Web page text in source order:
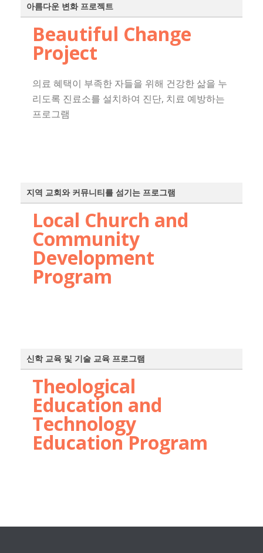
아름다운 변화 프로젝트
Beautiful Change
Project
의료 혜택이 부족한 자들을 위해 건강한 삶을 누
리도록 진료소를 설치하여 진단, 치료 예방하는
프로그램
지역 교회와 커뮤니티를 섬기는 프로그램
Local Church and
Community
Development
Program
신학 교육 및 기술 교육 프로그램
Theological
Education and
Technology
Education Program